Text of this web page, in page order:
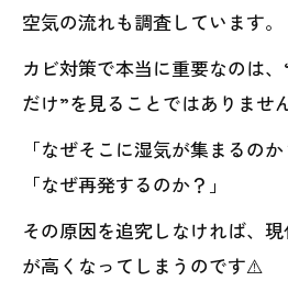
空気の流れも調査しています。
カビ対策で本当に重要なのは
だけ”を見ることではありません
「なぜそこに湿気が集まるのか
「なぜ再発するのか？」
その原因を追究しなければ、
が高くなってしまうのです⚠️